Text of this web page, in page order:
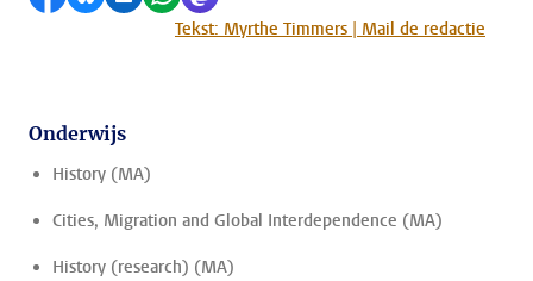
Tekst: Myrthe Timmers | Mail de redactie
Onderwijs
History (MA)
Cities, Migration and Global Interdependence (MA)
History (research) (MA)